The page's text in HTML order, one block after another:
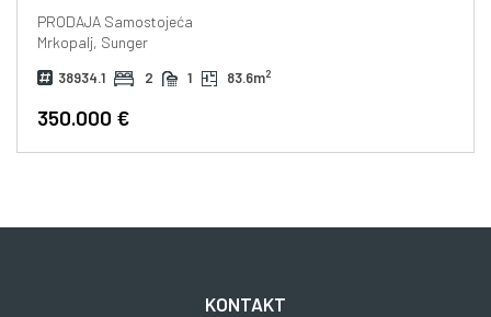
PRODAJASamostojeća
Mrkopalj, Sunger
38934.1 2 1 83.6m2
350.000 €
KONTAKT